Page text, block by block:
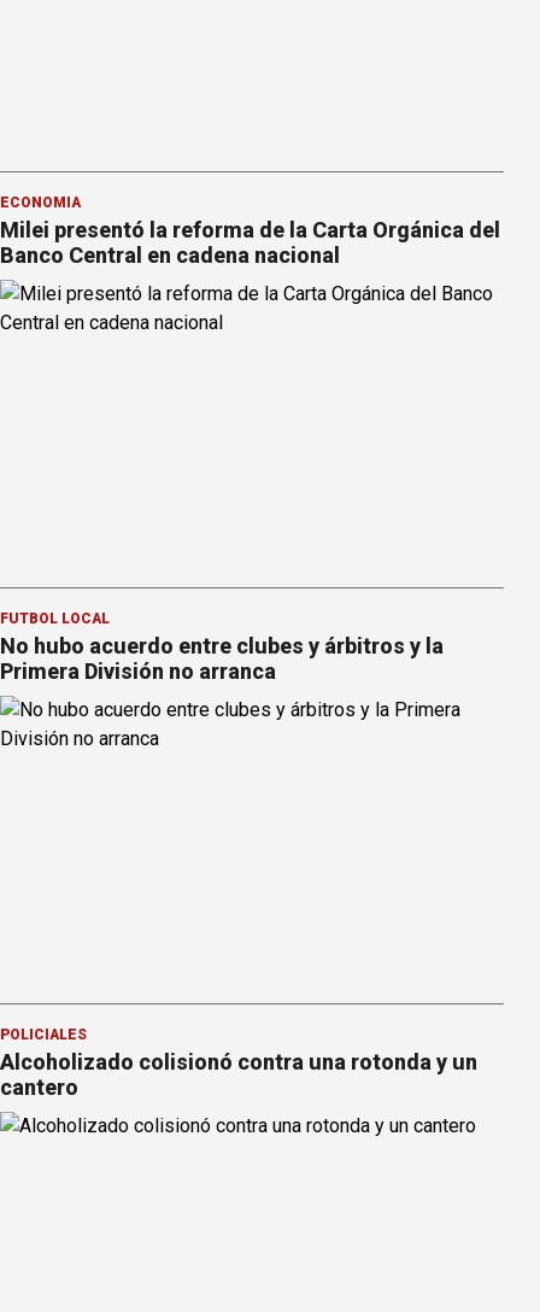
ECONOMÍA
Milei presentó la reforma de la Carta Orgánica del
Banco Central en cadena nacional
FÚTBOL LOCAL
No hubo acuerdo entre clubes y árbitros y la
Primera División no arranca
POLICIALES
Alcoholizado colisionó contra una rotonda y un
cantero